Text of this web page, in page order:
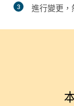
3 進行變更，